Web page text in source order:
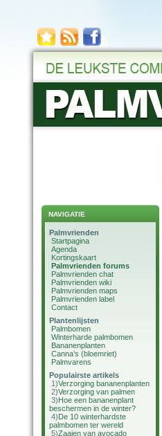
NAVIGATIE
Palmvrienden
Startpagina
Agenda
Kortingskaart
Palmvrienden forums
Palmvrienden chat
Palmvrienden wiki
Palmvrienden maps
Palmvrienden label
Contact
Plantenlijsten
Palmbomen
Winterharde palmbomen
Bananenplanten
Canna's (bloemriet)
Palmvarens
Populairste artikels
1)Verzorging bananenplanten
2)Verzorging van palmen
3)Hoe een bananenplant
beschermen in de winter?
4)De 10 winterhardste
palmbomen ter wereld
5)Zaaien van avocado